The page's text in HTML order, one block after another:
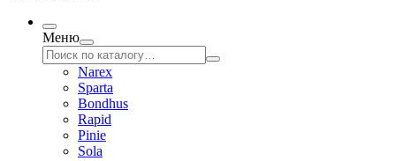
Меню
Narex
Sparta
Bondhus
Rapid
Pinie
Sola